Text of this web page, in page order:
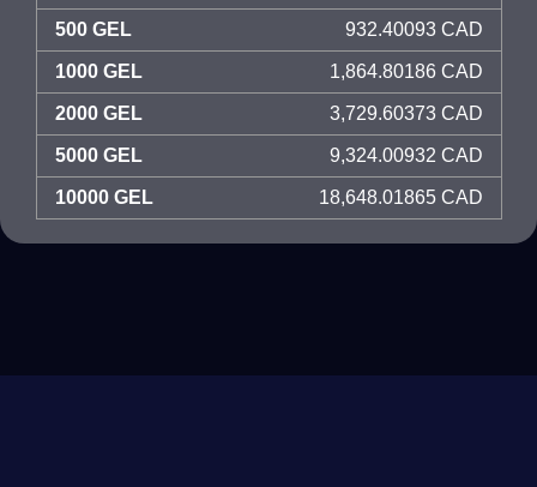
500 GEL 932.40093 CAD
1000 GEL 1,864.80186 CAD
2000 GEL 3,729.60373 CAD
5000 GEL 9,324.00932 CAD
10000 GEL 18,648.01865 CAD